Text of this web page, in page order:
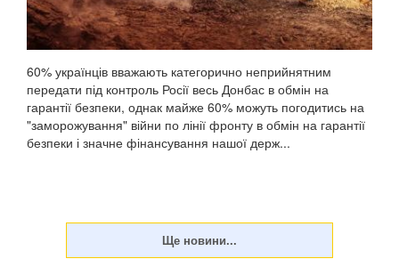
60% українців вважають категорично неприйнятним
передати під контроль Росії весь Донбас в обмін на
гарантії безпеки, однак майже 60% можуть погодитись на
"заморожування" війни по лінії фронту в обмін на гарантії
безпеки і значне фінансування нашої держ...